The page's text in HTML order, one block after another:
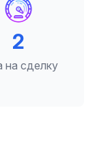
2
на сделку